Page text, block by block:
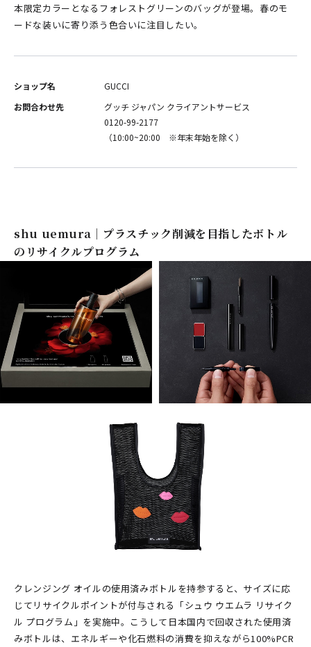
本限定カラーとなるフォレストグリーンのバッグが登場。春のモ
ードな装いに寄り添う色合いに注目したい。
ショップ名
GUCCI
お問合わせ先
グッチ ジャパン クライアントサービス
0120-99-2177
（10:00~20:00 ※年末年始を除く）
shu uemura｜プラスチック削減を目指したボトル
のリサイクルプログラム
クレンジング オイルの使用済みボトルを持参すると、サイズに応
じてリサイクルポイントが付与される「シュウ ウエムラ リサイク
ル プログラム」を実施中。こうして日本国内で回収された使用済
みボトルは、エネルギーや化石燃料の消費を抑えながら100%PCR